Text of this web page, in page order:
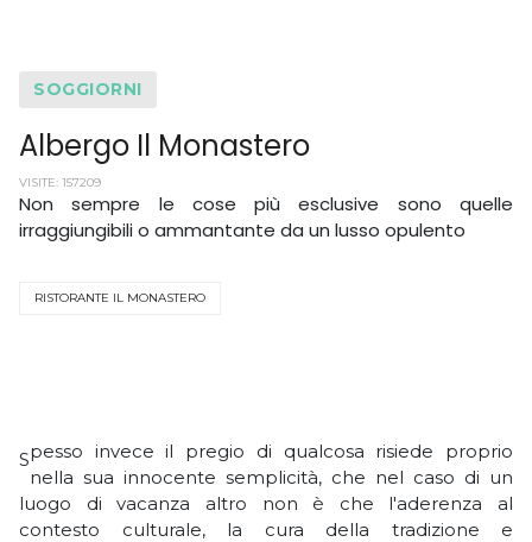
SOGGIORNI
Albergo Il Monastero
VISITE: 157209
Non sempre le cose più esclusive sono quelle
irraggiungibili o ammantante da un lusso opulento
RISTORANTE IL MONASTERO
Spesso invece il pregio di qualcosa risiede proprio
nella sua innocente semplicità, che nel caso di un
luogo di vacanza altro non è che l'aderenza al
contesto culturale, la cura della tradizione e